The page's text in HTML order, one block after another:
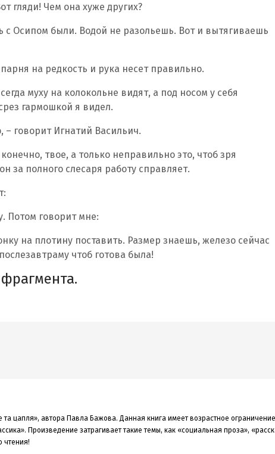
гляди! Чем она хуже других?
с Осипом были. Водой не разольешь. Вот и вытягиваешь
на редкость и рука несет правильно.
муху на колокольне видят, а под носом у себя
гармошкой я видел.
говорит Игнатий Васильич.
твое, а только неправильно это, чтоб зря
за полного слесаря работу справляет.
Потом говорит мне:
на плотину поставить. Размер знаешь, железо сейчас
чтоб готова была!
та цапля», автора Павла Бажова. Данная книга имеет возрастное
. Произведение затрагивает такие темы, как «социальная проза»,
чтения!